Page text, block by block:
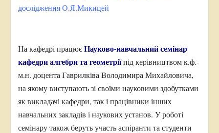
дослідження О.Я.Микицей
На кафедрі працюєНауково-навчальний семінар
кафедри алгебри та геометріїпід керівництвом к.ф.-
м.н. доцента Гаврилківа Володимира Михайловича,
на якому виступають зі своїми науковими здобутками
як викладачі кафедри, так і працівники інших
навчальних закладів і наукових установ. У роботі
семінару також беруть участь аспіранти та студенти